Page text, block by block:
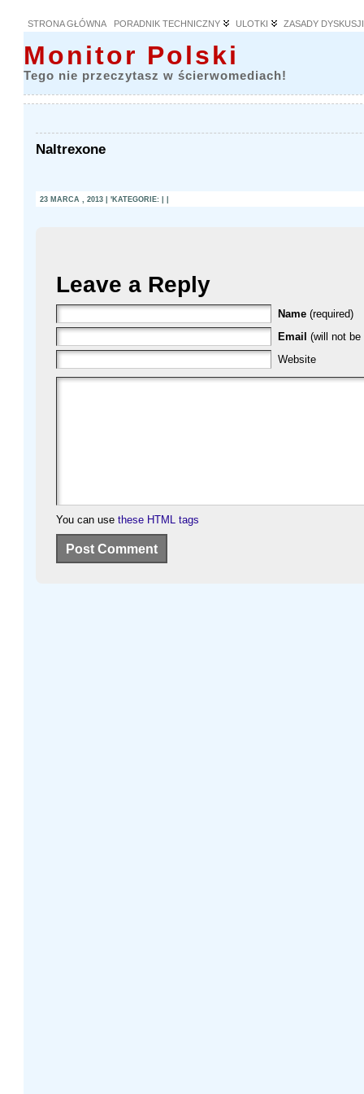
STRONA GŁÓWNA PORADNIK TECHNICZNY ULOTKI ZASADY DYSKUSJI
Monitor Polski
Tego nie przeczytasz w ścierwomediach!
Naltrexone
23 MARCA , 2013 | 'KATEGORIE: | |
Leave a Reply
Name(required)
Email (will not be
Website
You can usethese HTML tags